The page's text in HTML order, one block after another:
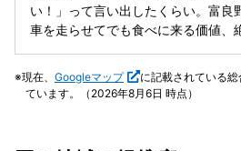
い！」って言い出したくらい。富良
車を走らせてでも食べに来る価値、絶対あ
また北海道に来たら絶対また寄りま
現在、 Googleマップ
に記載されている
ています。（2026年8月6日 時点）